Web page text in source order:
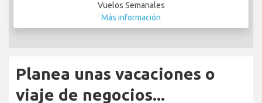
Vuelos Semanales
Más información
Planea unas vacaciones o
viaje de negocios...